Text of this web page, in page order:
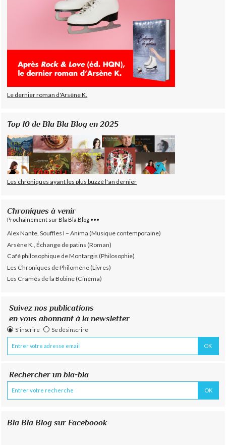
Le dernier roman d'Arsène K.
Top 10 de Bla Bla Blog en 2025
Les chroniques ayant les plus buzzé l'an dernier
Chroniques à venir
Prochainement sur Bla Bla Blog •••
Alex Nante, Souffles I – Anima (Musique contemporaine)
Arsène K., Échange de patins (Roman)
Café philosophique de Montargis (Philosophie)
Les Chroniques de Philomène (Livres)
Les Cramés de la Bobine (Cinéma)
Suivez nos publications
en vous abonnant à la newsletter
S'inscrire Se désinscrire
Rechercher un bla-bla
Bla Bla Blog sur Faceboook